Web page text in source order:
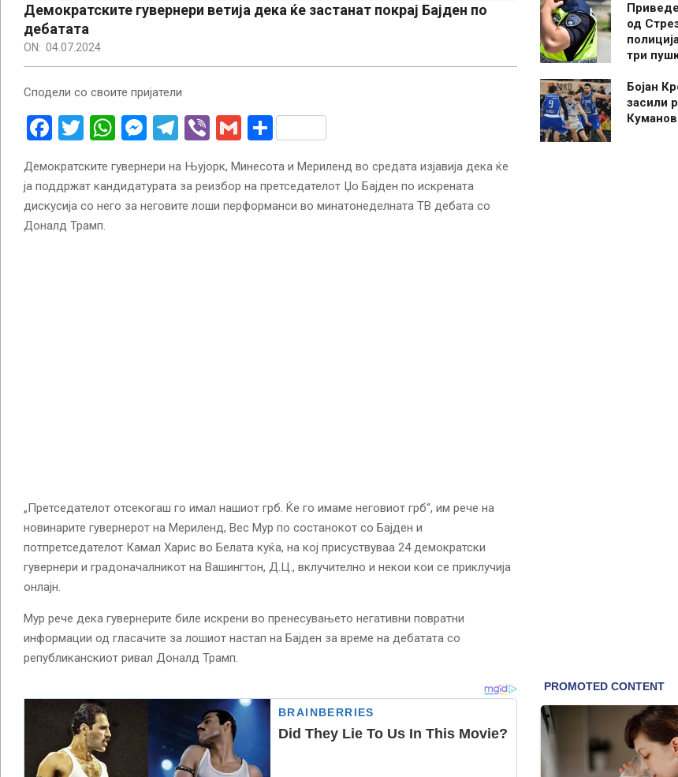
Демократските гувернери ветија дека ќе застанат покрај Бајден по
дебатата
ON: 04.07.2024
Сподели со своите пријатели
Facebook
Twitter
WhatsApp
Messenger
Telegram
ViberGmailShare
Демократските гувернери на Њујорк, Минесота и Мериленд во средата изјавија дека ќе
ја поддржат кандидатурата за реизбор на претседателот Џо Бајден по искрената
дискусија со него за неговите лоши перформанси во минатонеделната ТВ дебата со
Доналд Трамп.
„Претседателот отсекогаш го имал нашиот грб. Ќе го имаме неговиот грб“, им рече на
новинарите гувернерот на Мериленд, Вес Мур по состанокот со Бајден и
потпретседателот Камал Харис во Белата куќа, на кој присуствуваа 24 демократски
гувернери и градоначалникот на Вашингтон, Д.Ц., вклучително и некои кои се приклучија
онлајн.
Мур рече дека гувернерите биле искрени во пренесувањето негативни повратни
информации од гласачите за лошиот настап на Бајден за време на дебатата со
републиканскиот ривал Доналд Трамп.
од
три
Бојан
засили